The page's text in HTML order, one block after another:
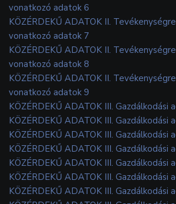
vonatkozó adatok 6
KÖZÉRDEKŰ ADATOK II.
vonatkozó adatok 7
KÖZÉRDEKŰ ADATOK II.
vonatkozó adatok 8
KÖZÉRDEKŰ ADATOK II.
vonatkozó adatok 9
KÖZÉRDEKŰ ADATOK III. Gazdálkodási
KÖZÉRDEKŰ ADATOK III. Gazdálkodási
KÖZÉRDEKŰ ADATOK III. Gazdálkodási
KÖZÉRDEKŰ ADATOK III. Gazdálkodási
KÖZÉRDEKŰ ADATOK III. Gazdálkodási
KÖZÉRDEKŰ ADATOK III. Gazdálkodási
KÖZÉRDEKŰ ADATOK III. Gazdálkodási